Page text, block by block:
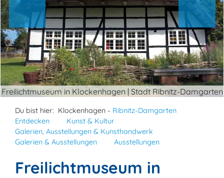
Freilichtmuseum in Klockenhagen | Stadt Ribnitz-Damgarten
Du bist hier: Klockenhagen - Ribnitz-Damgarten
Entdecken
Kunst & Kultur
Galerien, Ausstellungen & Kunsthandwerk
Galerien & Ausstellungen
Ausstellungen
Freilichtmuseum in